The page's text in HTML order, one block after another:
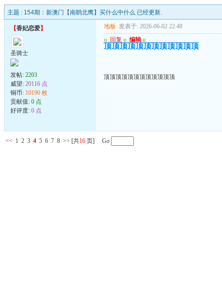
主题 : 154期：新澳门【南鹞北鹰】买什么中什么 已经更新.
【香妃恋爱】
圣骑士
发帖: 2203
威望: 20116 点
铜币: 10190 枚
贡献值: 0 点
好评度: 0 点
地板 发表于: 2026-06-02 22:48
u 回复 u 编辑 u
顶顶顶顶顶顶顶顶顶顶顶顶
顶顶顶顶顶顶顶顶顶顶顶顶
<< 1 2 3 4 5 6 7 8 >> [共16 页] Go